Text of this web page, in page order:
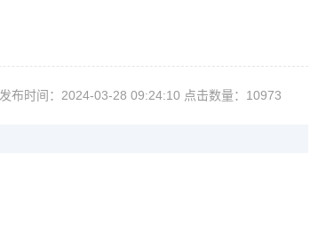
发布时间：2024-03-2809:24:10点击数量：10973